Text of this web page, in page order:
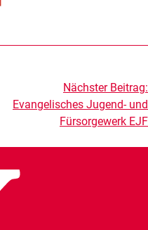
Nächster Beitrag:
Evangelisches Jugend- und
Fürsorgewerk EJF